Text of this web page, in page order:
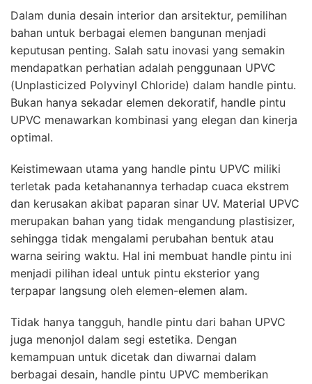
Dalam dunia desain interior dan arsitektur, pemilihan
bahan untuk berbagai elemen bangunan menjadi
keputusan penting. Salah satu inovasi yang semakin
mendapatkan perhatian adalah penggunaan UPVC
(Unplasticized Polyvinyl Chloride) dalam handle pintu.
Bukan hanya sekadar elemen dekoratif, handle pintu
UPVC menawarkan kombinasi yang elegan dan kinerja
optimal.
Keistimewaan utama yang handle pintu UPVC miliki
terletak pada ketahanannya terhadap cuaca ekstrem
dan kerusakan akibat paparan sinar UV. Material UPVC
merupakan bahan yang tidak mengandung plastisizer,
sehingga tidak mengalami perubahan bentuk atau
warna seiring waktu. Hal ini membuat handle pintu ini
menjadi pilihan ideal untuk pintu eksterior yang
terpapar langsung oleh elemen-elemen alam.
Tidak hanya tangguh, handle pintu dari bahan UPVC
juga menonjol dalam segi estetika. Dengan
kemampuan untuk dicetak dan diwarnai dalam
berbagai desain, handle pintu UPVC memberikan